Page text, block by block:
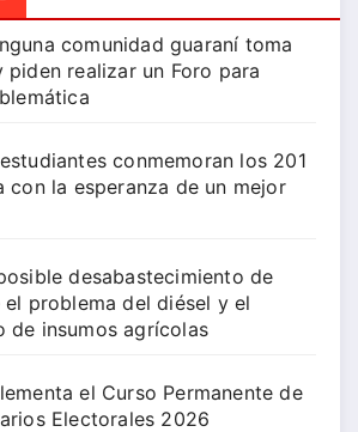
comunidad guaraní toma
realizar un Foro para
conmemoran los 201
con la esperanza de un mejor
desabastecimiento de
problema del diésel y el
de insumos agrícolas
el Curso Permanente de
Electorales 2026